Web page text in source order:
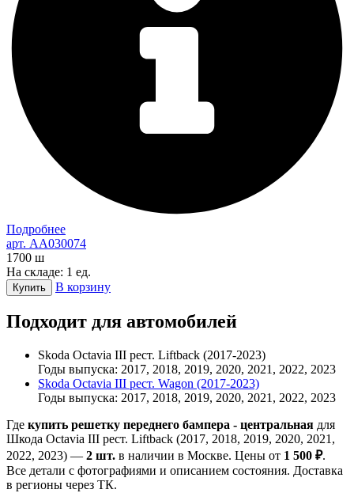
Подробнее
арт. AA030074
1700 ш
На складе: 1 ед.
Купить В корзину
Подходит для автомобилей
Skoda Octavia III рест. Liftback (2017-2023)
Годы выпуска: 2017, 2018, 2019, 2020, 2021, 2022, 2023
Skoda Octavia III рест. Wagon (2017-2023)
Годы выпуска: 2017, 2018, 2019, 2020, 2021, 2022, 2023
Где купить решетку переднего бампера - центральная для
Шкода Octavia III рест. Liftback (2017, 2018, 2019, 2020, 2021,
2022, 2023) — 2 шт. в наличии в Москве. Цены от 1 500 ₽.
Все детали с фотографиями и описанием состояния. Доставка
в регионы через ТК.